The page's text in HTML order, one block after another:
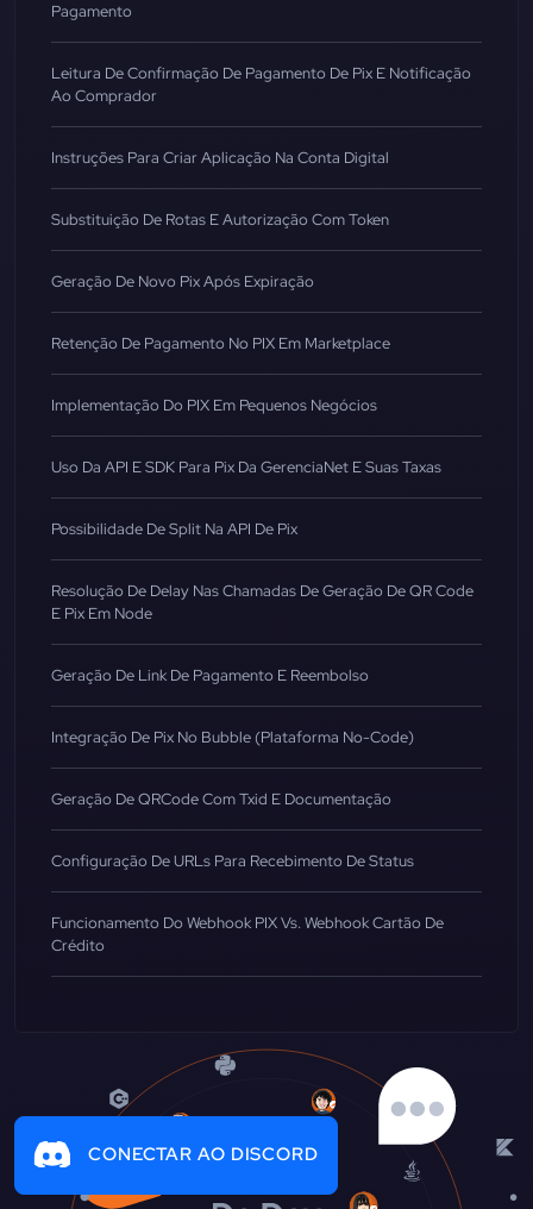
Pagamento
Leitura De Confirmação De Pagamento De Pix E Notificação
Ao Comprador
Instruções Para Criar Aplicação Na Conta Digital
Substituição De Rotas E Autorização Com Token
Geração De Novo Pix Após Expiração
Retenção De Pagamento No PIX Em Marketplace
Implementação Do PIX Em Pequenos Negócios
Uso Da API E SDK Para Pix Da GerenciaNet E Suas Taxas
Possibilidade De Split Na API De Pix
Resolução De Delay Nas Chamadas De Geração De QR Code
E Pix Em Node
Geração De Link De Pagamento E Reembolso
Integração De Pix No Bubble (Plataforma No-Code)
Geração De QRCode Com Txid E Documentação
Configuração De URLs Para Recebimento De Status
Funcionamento Do Webhook PIX Vs. Webhook Cartão De
Crédito
CONECTAR AO DISCORD